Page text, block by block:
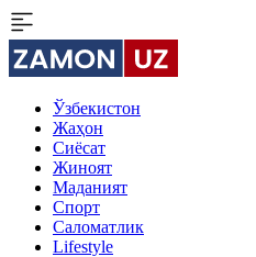
Ўзбекистон
Жаҳон
Сиёсат
Жиноят
Маданият
Спорт
Cаломатлик
Lifestyle